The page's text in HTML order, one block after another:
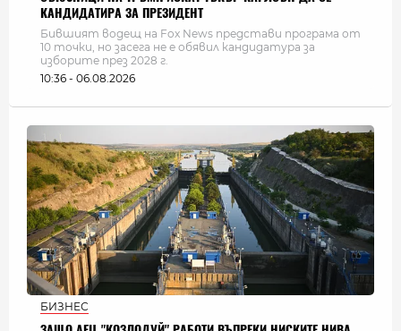
КАНДИДАТИРА ЗА ПРЕЗИДЕНТ
Бившият водещ на Fox News представи програма от
10 точки, но засега не е обявил кандидатура за
изборите през 2028 г.
10:36 - 06.08.2026
БИЗНЕС